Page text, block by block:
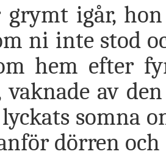
grymt igår,
ni inte stod
hem efter
vaknade av
somna
dörren och